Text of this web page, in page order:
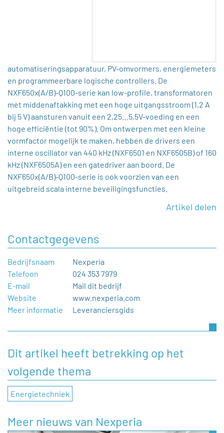
automatiseringsapparatuur, PV-omvormers, energiemeters
en programmeerbare logische controllers. De
NXF650x(A/B)-Q100-serie kan low-profile, transformatoren
met middenaftakking met een hoge uitgangsstroom (1,2 A
bij 5 V) aansturen vanuit een 2,25…5,5V-voeding en een
hoge efficiëntie (tot 90%). Om ontwerpen met een kleine
vormfactor mogelijk te maken, hebben de drivers een
interne oscillator van 440 kHz (NXF6501 en NXF6505B) of 160
kHz (NXF6505A) en een gatedriver aan boord. De
NXF650x(A/B)-Q100-serie is ook voorzien van een
uitgebreid scala interne beveiligingsfuncties.
Artikel delen
Contactgegevens
Bedrijfsnaam
Nexperia
Telefoon
024 353 7979
E-mail
Mail dit bedrijf
Website
www.nexperia.com
Meer informatie
Leveranciersgids
Dit artikel heeft betrekking op het
volgende thema
Energietechniek
Meer nieuws van Nexperia